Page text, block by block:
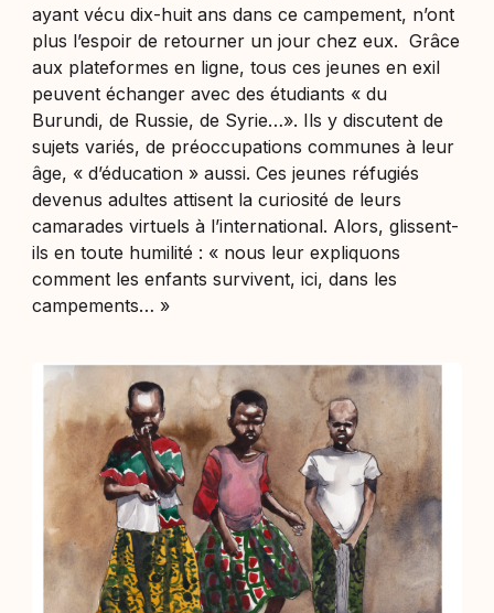
ayant vécu dix-huit ans dans ce campement, n’ont
plus l’espoir de retourner un jour chez eux. Grâce
aux plateformes en ligne, tous ces jeunes en exil
peuvent échanger avec des étudiants «du
Burundi, de Russie, de Syrie…». Ils y discutent de
sujets variés, de préoccupations communes à leur
âge, «d’éducation » aussi. Ces jeunes réfugiés
devenus adultes attisent la curiosité de leurs
camarades virtuels à l’international. Alors, glissent-
ils en toute humilité : « nous leur expliquons
comment les enfants survivent, ici, dans les
campements… »